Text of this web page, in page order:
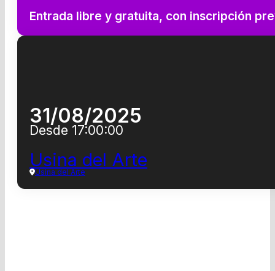
Entrada libre y gratuita, con inscripción
31/08/2025
Desde 17:00:00
Usina del Arte
Usina del Arte